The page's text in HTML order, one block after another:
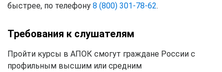
быстрее, по телефону 8 (800) 301-78-62.
Требования к слушателям
Пройти курсы в АПОК смогут граждане России с
профильным высшим или средним